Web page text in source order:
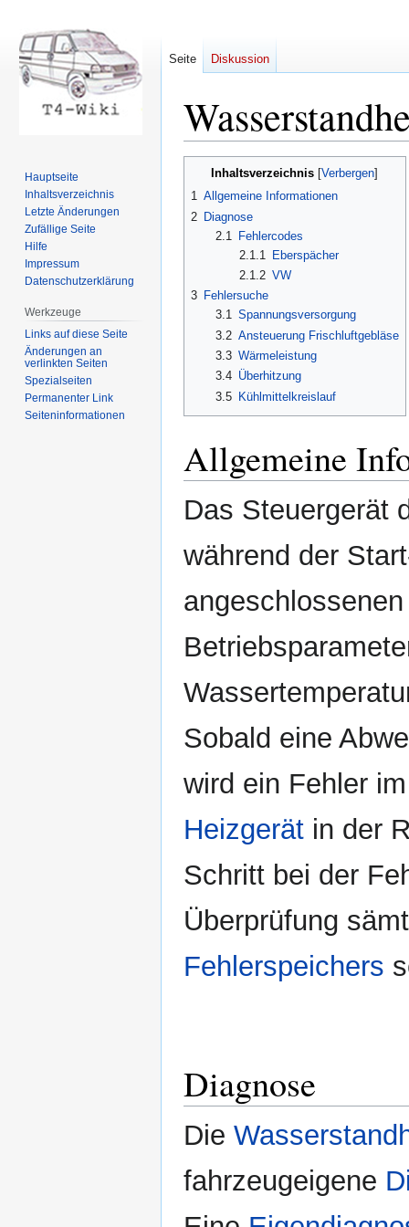
springen
springen
Inhaltsverzeichnis
1 Allgemeine Informationen
2 Diagnose
2.1
Fehlercodes
2.1.1
Eberspächer
2.1.2 VW
3 Fehlersuche
3.1 Spannungsversorgung
3.2 Ansteuerung Frischluftgebläse
3.3 Wärmeleistung
3.4 Überhitzung
3.5 Kühlmittelkreislauf
Allgemeine
Das Steuergerät
während der
Sobald eine
wird ein Fehler
Heizgerät in der
Schritt bei der
Überprüfung
Fehlerspeichers
Diagnose
Die
fahrzeugeigene
Seite Diskussion
Hauptseite
Inhaltsverzeichnis
Letzte Änderungen
Zufällige Seite
Hilfe
Impressum
Datenschutzerklärung
Werkzeuge
Links auf diese Seite
Änderungen an
verlinkten Seiten
Spezialseiten
Permanenter Link
Seiten­informationen